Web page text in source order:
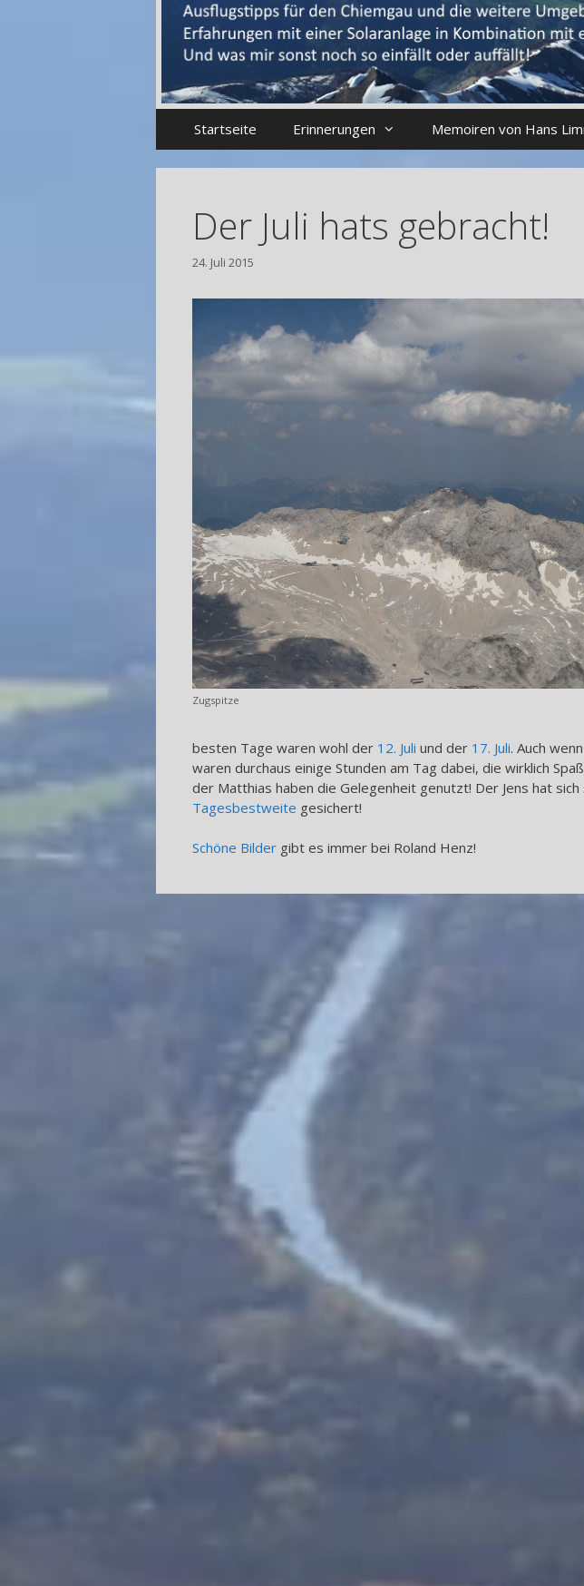
Startseite Erinnerungen Memoiren von Hans
Der Juli hats gebracht!
24. Juli 2015
Zugspitze
besten Tage waren wohl der 12. Juli und der 17. Juli. Auch
waren durchaus einige Stunden am Tag dabei, die wirklich
der Matthias haben die Gelegenheit genutzt! Der Jens hat sich
Tagesbestweite gesichert!
Schöne Bilder gibt es immer bei Roland Henz!